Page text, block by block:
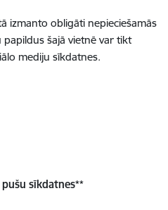
izmanto obligāti nepieciešamās
šajā vietnē var tikt
mediju sīkdatnes.
sīkdatnes**